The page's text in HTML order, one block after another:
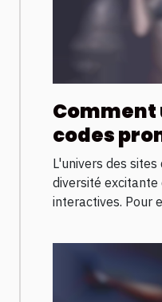
codes
de cams
L'univers des
diversité excitante
interactives. Pour